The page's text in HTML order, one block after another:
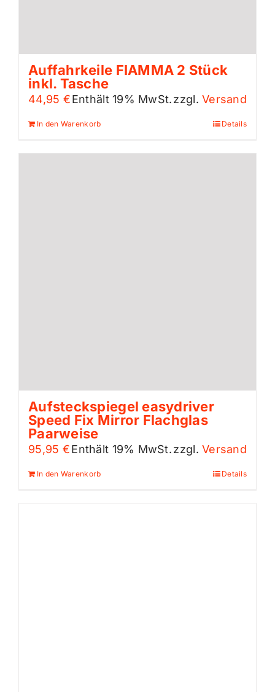
Auffahrkeile FIAMMA 2 Stück
inkl. Tasche
44,95 €Enthält 19% MwSt.zzgl.Versand
In den Warenkorb Details
Aufsteckspiegel easydriver
Speed Fix Mirror Flachglas
Paarweise
95,95 €Enthält 19% MwSt.zzgl.Versand
In den Warenkorb Details